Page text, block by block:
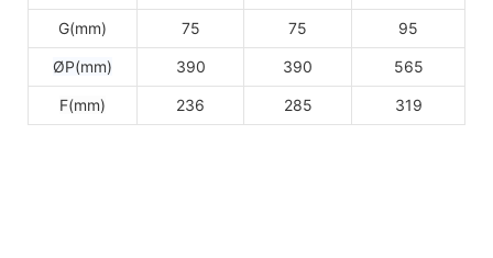
G(mm) 75 75 95
ØP(mm) 390 390 565
F(mm) 236 285 319